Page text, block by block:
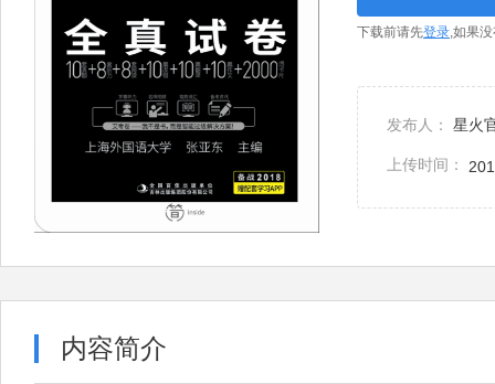
下载前请先登录,如果
发布人： 星火
上传时间：
内容简介